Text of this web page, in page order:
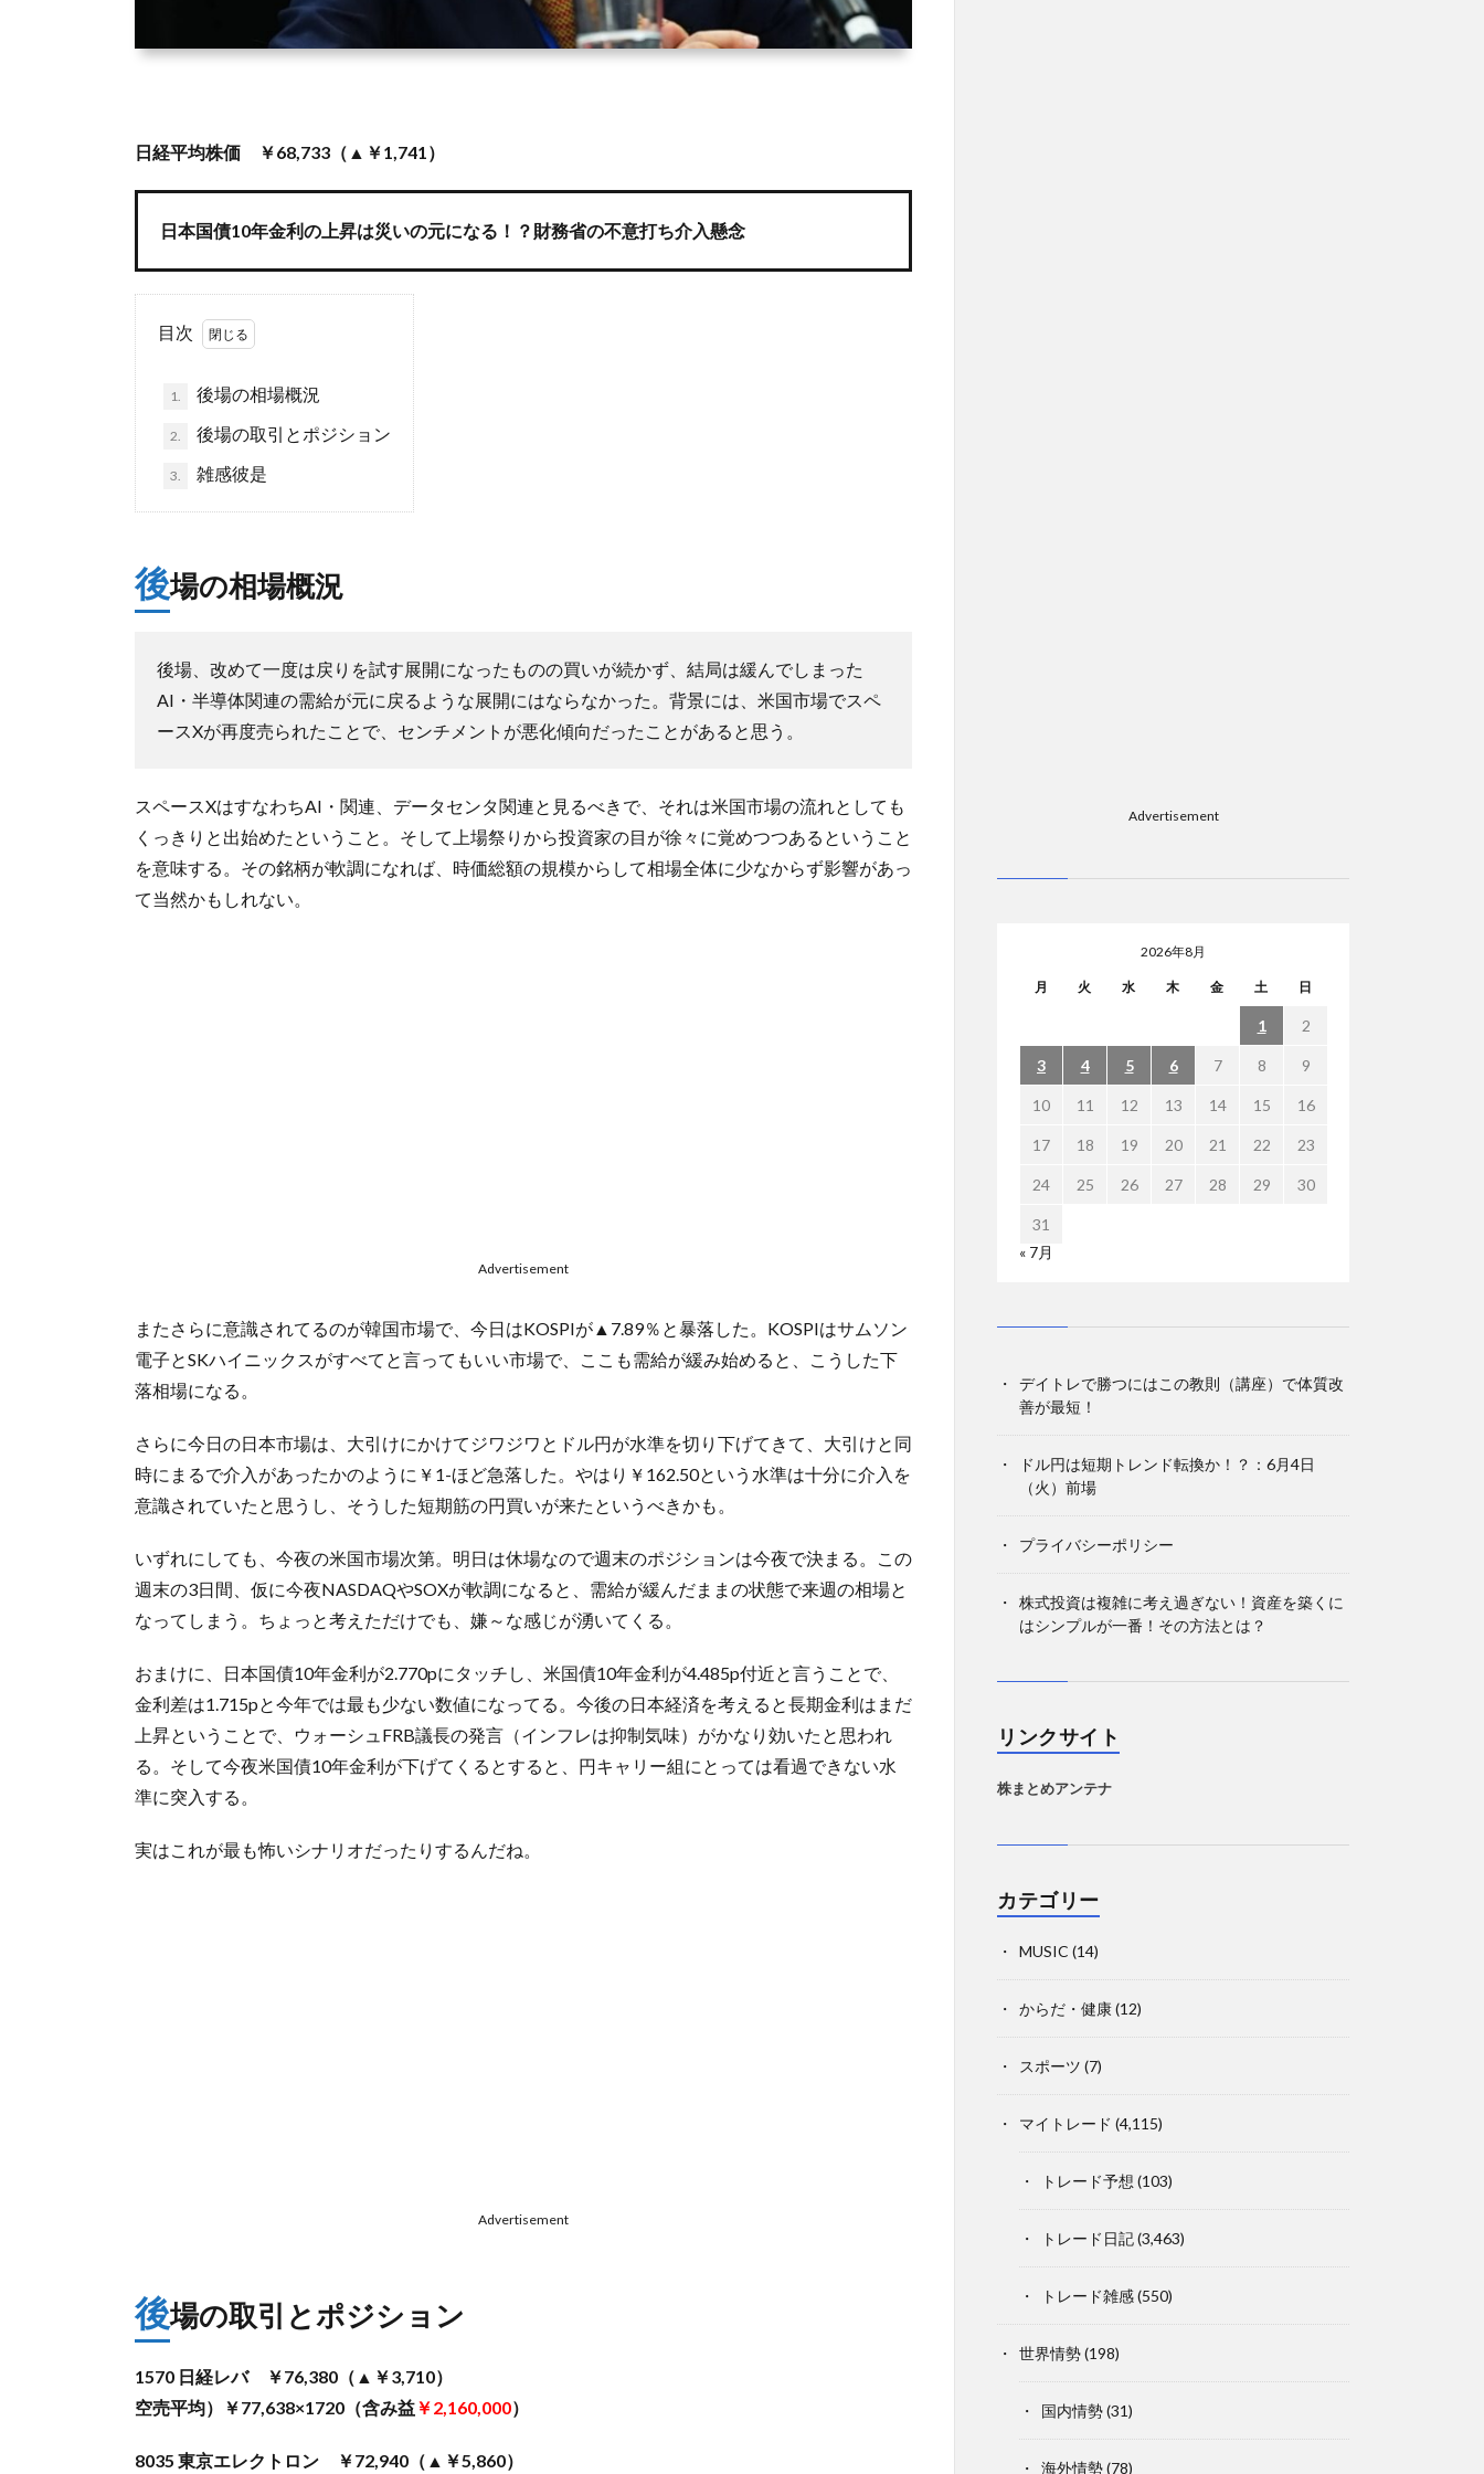
日経平均株価 ￥68,733（▲￥1,741）
日本国債10年金利の上昇は災いの元になる！？財務省の不意打ち介入懸念
目次
1. 後場の相場概況
2. 後場の取引とポジション
3. 雑感彼是
後場の相場概況
後場、改めて一度は戻りを試す展開になったものの買いが続かず、結局は緩んでしまった
AI・半導体関連の需給が元に戻るような展開にはならなかった。背景には、米国市場でスペ
ースXが再度売られたことで、センチメントが悪化傾向だったことがあると思う。
スペースXはすなわちAI・関連、データセンタ関連と見るべきで、それは米国市場の流れとしても
くっきりと出始めたということ。そして上場祭りから投資家の目が徐々に覚めつつあるということ
を意味する。その銘柄が軟調になれば、時価総額の規模からして相場全体に少なからず影響があっ
て当然かもしれない。
Advertisement
またさらに意識されてるのが韓国市場で、今日はKOSPIが▲7.89％と暴落した。KOSPIはサムソン
電子とSKハイニックスがすべてと言ってもいい市場で、ここも需給が緩み始めると、こうした下
落相場になる。
さらに今日の日本市場は、大引けにかけてジワジワとドル円が水準を切り下げてきて、大引けと同
時にまるで介入があったかのように￥1-ほど急落した。やはり￥162.50という水準は十分に介入を
意識されていたと思うし、そうした短期筋の円買いが来たというべきかも。
いずれにしても、今夜の米国市場次第。明日は休場なので週末のポジションは今夜で決まる。この
週末の3日間、仮に今夜NASDAQやSOXが軟調になると、需給が緩んだままの状態で来週の相場と
なってしまう。ちょっと考えただけでも、嫌～な感じが湧いてくる。
おまけに、日本国債10年金利が2.770pにタッチし、米国債10年金利が4.485p付近と言うことで、
金利差は1.715pと今年では最も少ない数値になってる。今後の日本経済を考えると長期金利はまだ
上昇ということで、ウォーシュFRB議長の発言（インフレは抑制気味）がかなり効いたと思われ
る。そして今夜米国債10年金利が下げてくるとすると、円キャリー組にとっては看過できない水
準に突入する。
実はこれが最も怖いシナリオだったりするんだね。
Advertisement
後場の取引とポジション
1570 日経レバ ￥76,380（▲￥3,710）
空売平均）￥77,638×1720（含み益￥2,160,000）
8035 東京エレクトロン ￥72,940（▲￥5,860）
Advertisement
2026年8月
月 火 水 木 金 土 日
1 2
3 4 5 6 7 8 9
10 11 12 13 14 15 16
17 18 19 20 21 22 23
24 25 26 27 28 29 30
31
« 7月
デイトレで勝つにはこの教則（講座）で体質改
善が最短！
ドル円は短期トレンド転換か！？：6月4日
（火）前場
プライバシーポリシー
株式投資は複雑に考え過ぎない！資産を築くに
はシンプルが一番！その方法とは？
リンクサイト
株まとめアンテナ
カテゴリー
MUSIC (14)
からだ・健康(12)
スポーツ (7)
マイトレード (4,115)
トレード予想 (103)
トレード日記(3,463)
トレード雑感(550)
世界情勢(198)
国内情勢(31)
海外情勢(78)